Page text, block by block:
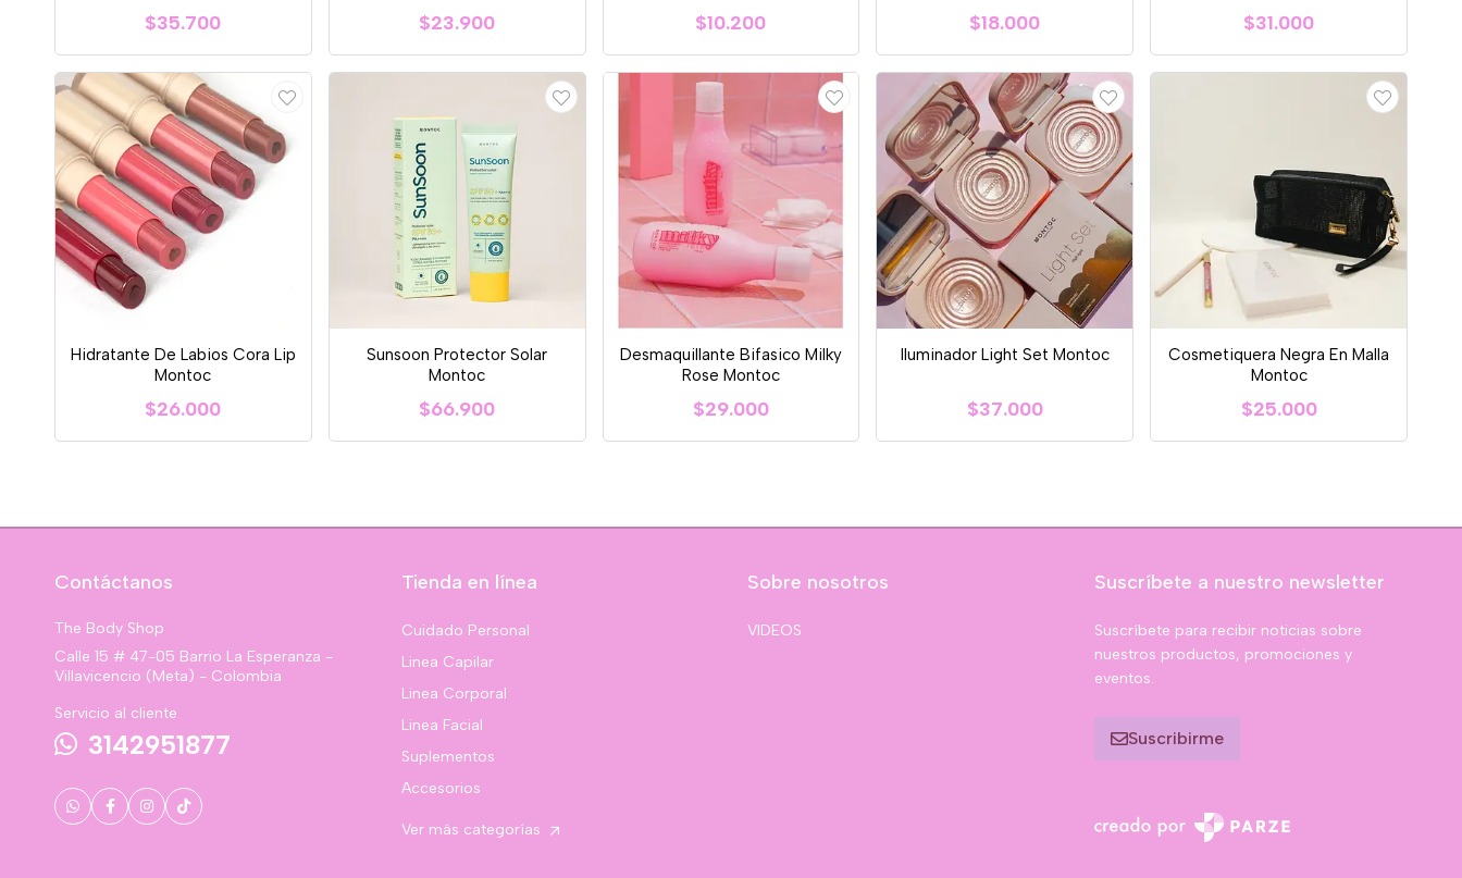
$35.700 $23.900 $10.200 $18.000 $31.000
Hidratante De Labios Cora Lip
Montoc
$26.000
Sunsoon Protector Solar
Montoc
$66.900
Desmaquillante Bifasico Milky
Rose Montoc
$29.000
Iluminador Light Set Montoc
$37.000
Cosmetiquera Negra En Malla
Montoc
$25.000
Contáctanos
The Body Shop
Calle 15 # 47-05 Barrio La Esperanza -
Villavicencio (Meta) - Colombia
Servicio al cliente
3142951877
Tienda en línea
Cuidado Personal
Linea Capilar
Linea Corporal
Linea Facial
Suplementos
Accesorios
Ver más categorías
Sobre nosotros
VIDEOS
Suscríbete a nuestro newsletter
Suscríbete para recibir noticias sobre
nuestros productos, promociones y
eventos.
Suscribirme